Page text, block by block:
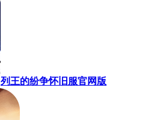
列王的纷争怀旧服官网版